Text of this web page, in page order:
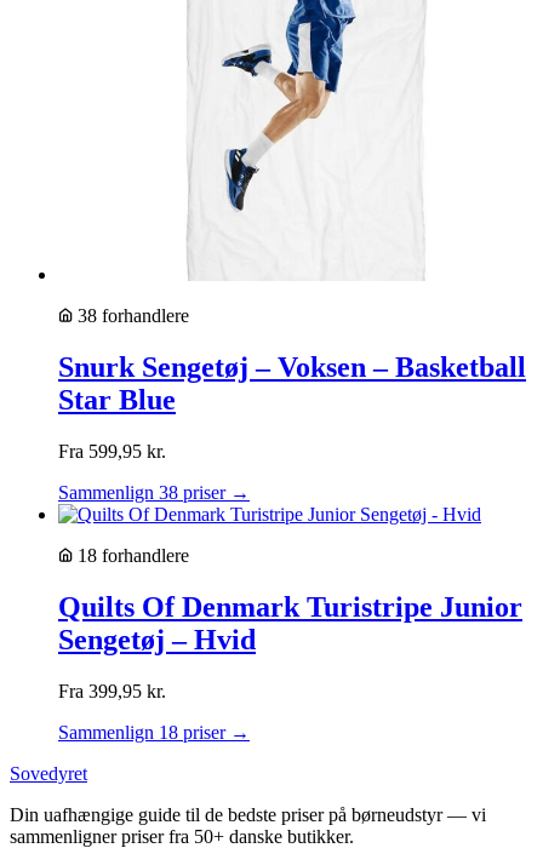
38 forhandlere
Snurk Sengetøj – Voksen – Basketball
Star Blue
Fra 599,95 kr.
Sammenlign 38 priser →
18 forhandlere
Quilts Of Denmark Turistripe Junior
Sengetøj – Hvid
Fra 399,95 kr.
Sammenlign 18 priser →
Sovedyret
Din uafhængige guide til de bedste priser på børneudstyr — vi
sammenligner priser fra 50+ danske butikker.